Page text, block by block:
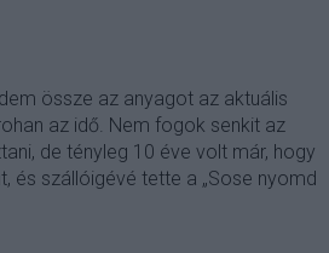
össze az anyagot az aktuális
az idő. Nem fogok senkit az
de tényleg 10 éve volt már, hogy
és szállóigévé tette a „Sose nyomd